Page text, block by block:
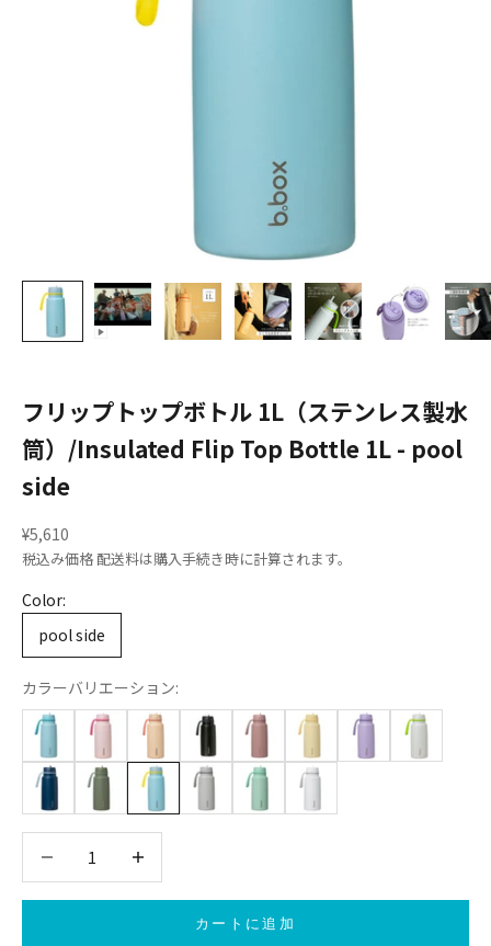
フリップトップボトル 1L（ステンレス製水
筒）/Insulated Flip Top Bottle 1L - pool
side
セール価格
¥5,610
税込み価格配送料は購入手続き時に計算されます。
Color:
pool side
カラーバリエーション:
カートに追加